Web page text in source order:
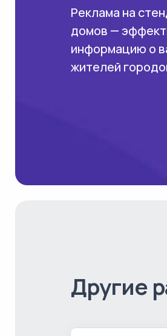
Реклама на
домов —
информацию о
жителей
Другие